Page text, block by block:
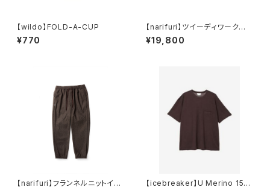
【wildo】FOLD-A-CUP
¥770
【narifuri】ツイーディワークベ
スト
¥19,800
【narifuri】フランネルニットイー
【icebreaker】U Merino 150